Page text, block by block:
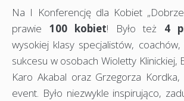
Na I Konferencję dla Kobiet
prawie 100 kobiet! Było też 4
wysokiej klasy specjalistów,
sukcesu w osobach Wioletty Klinickiej,
Karo Akabal oraz Grzegorza
event. Było niezwykle inspirująco,